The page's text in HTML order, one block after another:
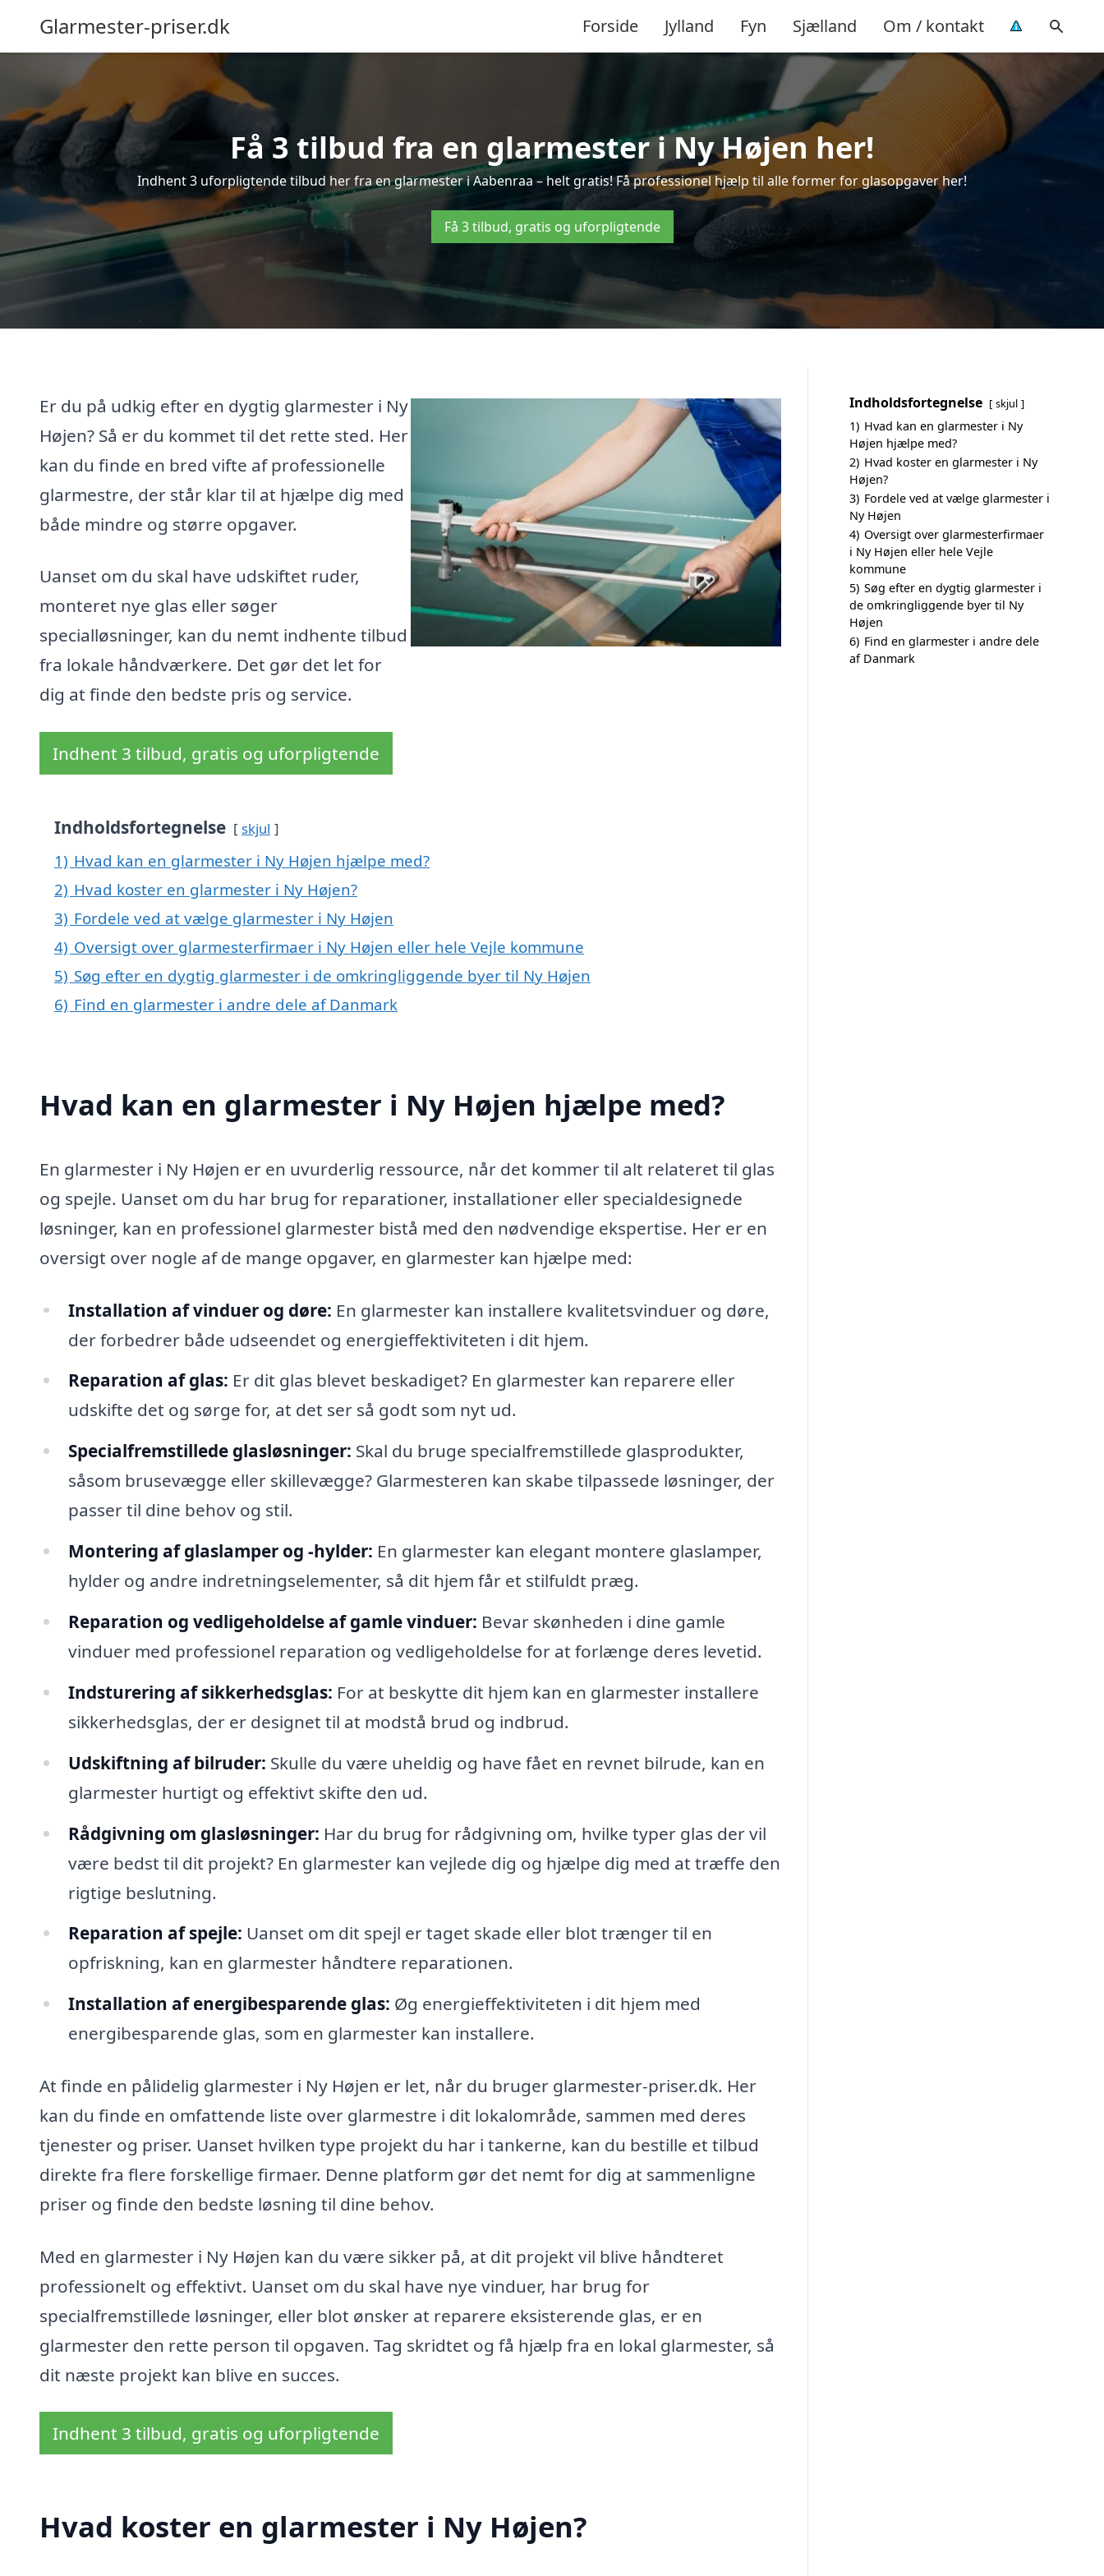
Glarmester-priser.dk Forside Jylland Fyn Sjælland Om / kontakt
Få 3 tilbud fra en glarmester i Ny Højen her!
Indhent 3 uforpligtende tilbud her fra en glarmester i Aabenraa – helt gratis! Få professionel hjælp til alle former for glasopgaver her!
Få 3 tilbud, gratis og uforpligtende
Er du på udkig efter en dygtig glarmester i Ny
Højen? Så er du kommet til det rette sted. Her
kan du finde en bred vifte af professionelle
glarmestre, der står klar til at hjælpe dig med
både mindre og større opgaver.
Uanset om du skal have udskiftet ruder,
monteret nye glas eller søger
specialløsninger, kan du nemt indhente tilbud
fra lokale håndværkere. Det gør det let for
dig at finde den bedste pris og service.
Indhent 3 tilbud, gratis og uforpligtende
Indholdsfortegnelse skjul
1) Hvad kan en glarmester i Ny Højen hjælpe med?
2) Hvad koster en glarmester i Ny Højen?
3) Fordele ved at vælge glarmester i Ny Højen
4) Oversigt over glarmesterfirmaer i Ny Højen eller hele Vejle kommune
5) Søg efter en dygtig glarmester i de omkringliggende byer til Ny Højen
6) Find en glarmester i andre dele af Danmark
Hvad kan en glarmester i Ny Højen hjælpe med?
En glarmester i Ny Højen er en uvurderlig ressource, når det kommer til alt relateret til glas
og spejle. Uanset om du har brug for reparationer, installationer eller specialdesignede
løsninger, kan en professionel glarmester bistå med den nødvendige ekspertise. Her er en
oversigt over nogle af de mange opgaver, en glarmester kan hjælpe med:
Installation af vinduer og døre: En glarmester kan installere kvalitetsvinduer og døre,
der forbedrer både udseendet og energieffektiviteten i dit hjem.
Reparation af glas: Er dit glas blevet beskadiget? En glarmester kan reparere eller
udskifte det og sørge for, at det ser så godt som nyt ud.
Specialfremstillede glasløsninger: Skal du bruge specialfremstillede glasprodukter,
såsom brusevægge eller skillevægge? Glarmesteren kan skabe tilpassede løsninger, der
passer til dine behov og stil.
Montering af glaslamper og -hylder: En glarmester kan elegant montere glaslamper,
hylder og andre indretningselementer, så dit hjem får et stilfuldt præg.
Reparation og vedligeholdelse af gamle vinduer: Bevar skønheden i dine gamle
vinduer med professionel reparation og vedligeholdelse for at forlænge deres levetid.
Indsturering af sikkerhedsglas: For at beskytte dit hjem kan en glarmester installere
sikkerhedsglas, der er designet til at modstå brud og indbrud.
Udskiftning af bilruder: Skulle du være uheldig og have fået en revnet bilrude, kan en
glarmester hurtigt og effektivt skifte den ud.
Rådgivning om glasløsninger: Har du brug for rådgivning om, hvilke typer glas der vil
være bedst til dit projekt? En glarmester kan vejlede dig og hjælpe dig med at træffe den
rigtige beslutning.
Reparation af spejle: Uanset om dit spejl er taget skade eller blot trænger til en
opfriskning, kan en glarmester håndtere reparationen.
Installation af energibesparende glas: Øg energieffektiviteten i dit hjem med
energibesparende glas, som en glarmester kan installere.
At finde en pålidelig glarmester i Ny Højen er let, når du bruger glarmester-priser.dk. Her
kan du finde en omfattende liste over glarmestre i dit lokalområde, sammen med deres
tjenester og priser. Uanset hvilken type projekt du har i tankerne, kan du bestille et tilbud
direkte fra flere forskellige firmaer. Denne platform gør det nemt for dig at sammenligne
priser og finde den bedste løsning til dine behov.
Med en glarmester i Ny Højen kan du være sikker på, at dit projekt vil blive håndteret
professionelt og effektivt. Uanset om du skal have nye vinduer, har brug for
specialfremstillede løsninger, eller blot ønsker at reparere eksisterende glas, er en
glarmester den rette person til opgaven. Tag skridtet og få hjælp fra en lokal glarmester, så
dit næste projekt kan blive en succes.
Indhent 3 tilbud, gratis og uforpligtende
Hvad koster en glarmester i Ny Højen?
Indholdsfortegnelse skjul
1) Hvad kan en glarmester i Ny
Højen hjælpe med?
2) Hvad koster en glarmester i Ny
Højen?
3) Fordele ved at vælge glarmester i
Ny Højen
4) Oversigt over glarmesterfirmaer
i Ny Højen eller hele Vejle
kommune
5) Søg efter en dygtig glarmester i
de omkringliggende byer til Ny
Højen
6) Find en glarmester i andre dele
af Danmark